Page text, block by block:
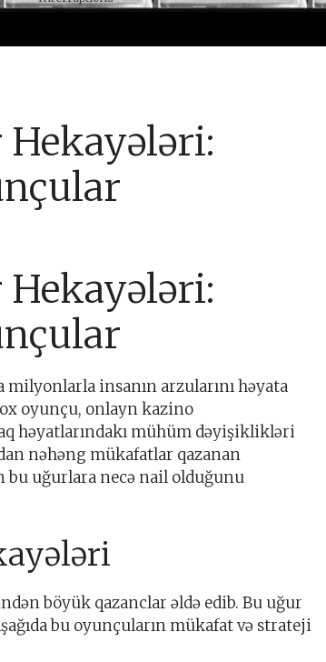
insanın arzularını həyata
oyunçu, onlayn kazino
həyatlarındakı mühüm dəyişiklikləri
nəhəng mükafatlar qazanan
bu uğurlara necə nail olduğunu
böyük qazanclar əldə edib. Bu uğur
bu oyunçuların mükafat və strateji